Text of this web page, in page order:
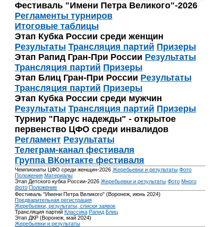
Фестиваль "Имени Петра Великого"-2026
Регламенты турниров
Итоговые таблицы
Этап Кубка России среди женщин
Результаты Трансляция партий Призеры
Этап Рапид Гран-При России Результаты
Трансляция партий Призеры
Этап Блиц Гран-При России Результаты
Трансляция партий Призеры
Этап Кубка России среди мужчин
Результаты Трансляция партий Призеры
Турнир "Парус надежды" - открытое
первенство ЦФО среди инвалидов
Регламент Результаты
Телеграм-канал фестиваля
Группа ВКонтакте фестиваля
Чемпионаты ЦФО среди женщин-2026 Жеребьевки и результаты Фото
Положения Материалы
Этап Детского кубка России-2026 Жеребьевки и результаты Фото Много
фото Положение
Фестиваль "Имени Петра Великого" (Воронеж, июнь 2024)
Предварительная регистрация
Жеребьевки, результаты, списки заявок
Трансляция партий Классика Рапид Блиц
Этап ДКР (Воронеж, май 2024)
Жеребьевки и результаты